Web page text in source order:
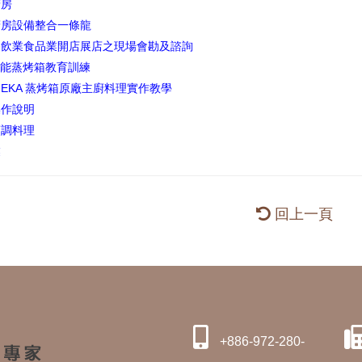
設備整合一條龍
業食品業開店展店之現場會勘及諮詢
蒸烤箱教育訓練
蒸烤箱原廠主廚料理實作教學
說明
料理
回上一頁
+886-972-280-